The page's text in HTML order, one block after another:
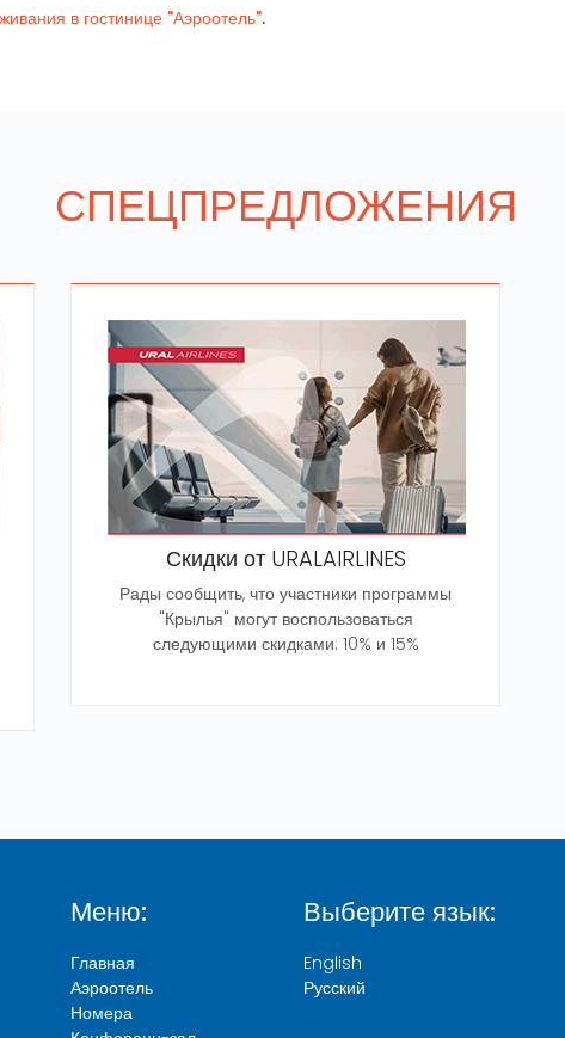
в гостинице "Аэроотель".
СПЕЦПРЕДЛОЖЕНИЯ
Скидки от URALAIRLINES
Рады сообщить, что участники программы
"Крылья" могут воспользоваться
следующими скидками: 10% и 15%
Меню:
Главная
Аэроотель
Номера
Выберите язык:
English
Русский